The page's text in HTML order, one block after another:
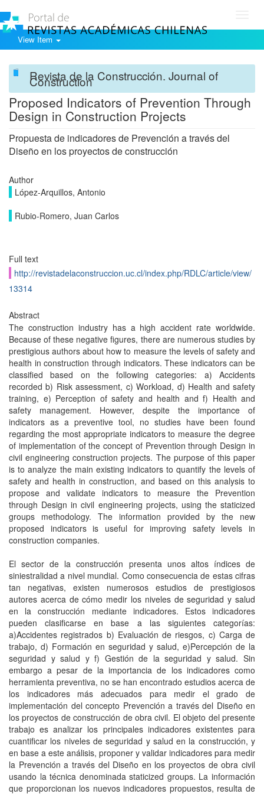
View Item
Revista de la Construcción. Journal of
Construction
Proposed Indicators of Prevention Through
Design in Construction Projects
Propuesta de indicadores de Prevención a través del
Diseño en los proyectos de construcción
Author
López-Arquillos, Antonio
Rubio-Romero, Juan Carlos
Full text
http://revistadelaconstruccion.uc.cl/index.php/RDLC/article/view/
13314
Abstract
The construction industry has a high accident rate worldwide.
Because of these negative figures, there are numerous studies by
prestigious authors about how to measure the levels of safety and
health in construction through indicators. These indicators can be
classified based on the following categories: a) Accidents
recorded b) Risk assessment, c) Workload, d) Health and safety
training, e) Perception of safety and health and f) Health and
safety management. However, despite the importance of
indicators as a preventive tool, no studies have been found
regarding the most appropriate indicators to measure the degree
of implementation of the concept of Prevention through Design in
civil engineering construction projects. The purpose of this paper
is to analyze the main existing indicators to quantify the levels of
safety and health in construction, and based on this analysis to
propose and validate indicators to measure the Prevention
through Design in civil engineering projects, using the staticized
groups methodology. The information provided by the new
proposed indicators is useful for improving safety levels in
construction companies.
El sector de la construcción presenta unos altos índices de
siniestralidad a nivel mundial. Como consecuencia de estas cifras
tan negativas, existen numerosos estudios de prestigiosos
autores acerca de cómo medir los niveles de seguridad y salud
en la construcción mediante indicadores. Estos indicadores
pueden clasificarse en base a las siguientes categorías:
a)Accidentes registrados b) Evaluación de riesgos, c) Carga de
trabajo, d) Formación en seguridad y salud, e)Percepción de la
seguridad y salud y f) Gestión de la seguridad y salud. Sin
embargo a pesar de la importancia de los indicadores como
herramienta preventiva, no se han encontrado estudios acerca de
los indicadores más adecuados para medir el grado de
implementación del concepto Prevención a través del Diseño en
los proyectos de construcción de obra civil. El objeto del presente
trabajo es analizar los principales indicadores existentes para
cuantificar los niveles de seguridad y salud en la construcción, y
en base a este análisis, proponer y validar indicadores para medir
la Prevención a través del Diseño en los proyectos de obra civil
usando la técnica denominada staticized groups. La información
que proporcionan los nuevos indicadores propuestos, resulta de